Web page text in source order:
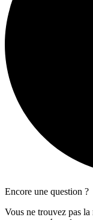
Encore une question ?
Vous ne trouvez pas